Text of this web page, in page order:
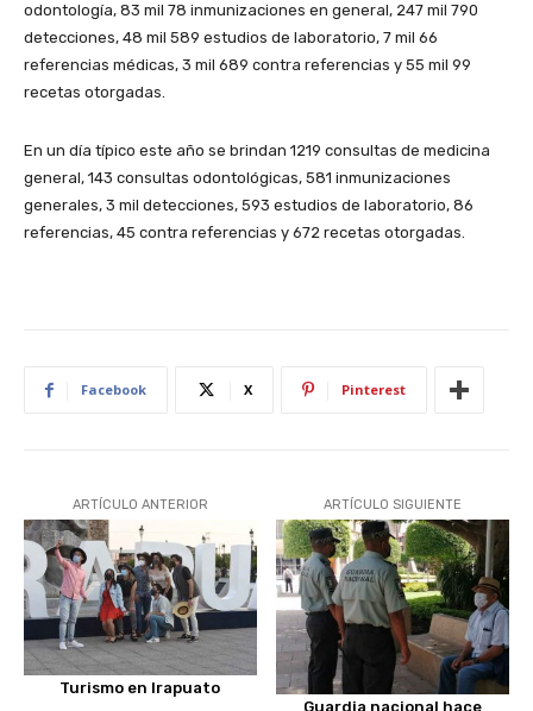
odontología, 83 mil 78 inmunizaciones en general, 247 mil 790
detecciones, 48 mil 589 estudios de laboratorio, 7 mil 66
referencias médicas, 3 mil 689 contra referencias y 55 mil 99
recetas otorgadas.
En un día típico este año se brindan 1219 consultas de medicina
general, 143 consultas odontológicas, 581 inmunizaciones
generales, 3 mil detecciones, 593 estudios de laboratorio, 86
referencias, 45 contra referencias y 672 recetas otorgadas.
Facebook X Pinterest
ARTÍCULO ANTERIOR
Turismo en Irapuato
ARTÍCULO SIGUIENTE
Guardia nacional hace